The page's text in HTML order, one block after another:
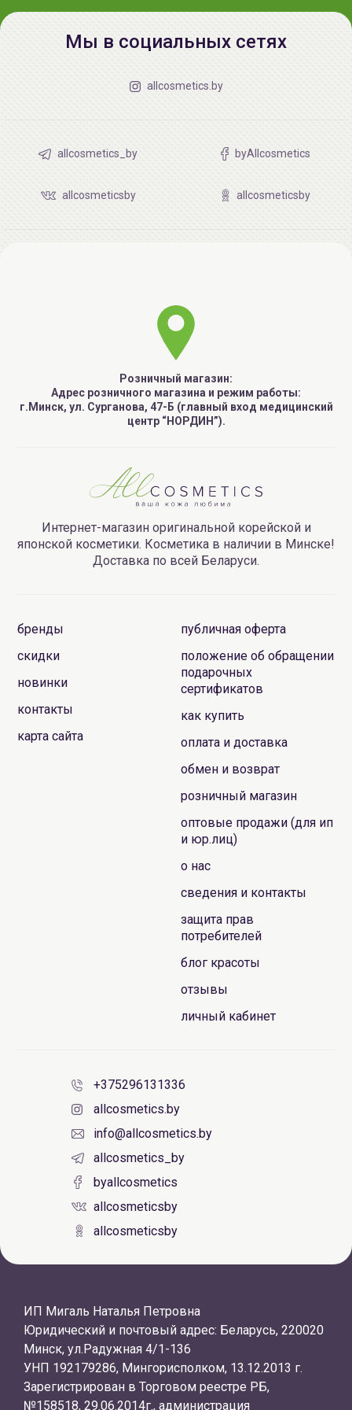
при температуре от +5° до +25°С.
Мы в социальных сетях
allcosmetics.by
allcosmetics_by byAllcosmetics
allcosmeticsby allcosmeticsby
Розничный магазин:
Адрес розничного магазина и режим работы:
г.Минск, ул. Сурганова, 47-Б (главный вход медицинский
центр “НОРДИН”).
Интернет-магазин оригинальной корейской и
японской косметики. Косметика в наличии в Минске!
Доставка по всей Беларуси.
бренды
скидки
новинки
контакты
карта сайта
публичная оферта
положение об обращении
подарочных
сертификатов
как купить
оплата и доставка
обмен и возврат
розничный магазин
оптовые продажи (для ип
и юр.лиц)
о нас
сведения и контакты
защита прав
потребителей
блог красоты
отзывы
личный кабинет
+375296131336
allcosmetics.by
info@allcosmetics.by
allcosmetics_by
byallcosmetics
allcosmeticsby
allcosmeticsby
ИП Мигаль Наталья Петровна
Юридический и почтовый адрес: Беларусь, 220020
Минск, ул.Радужная 4/1-136
УНП 192179286, Мингорисполком, 13.12.2013 г.
Зарегистрирован в Торговом реестре РБ,
№158518, 29.06.2014г., администрация